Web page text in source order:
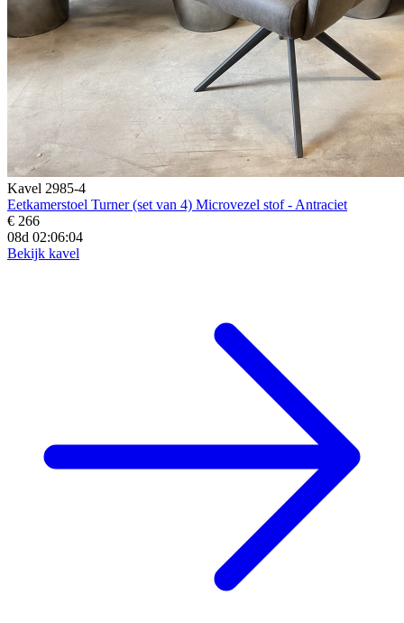
Kavel 2985-4
Eetkamerstoel Turner (set van 4) Microvezel stof - Antraciet
€ 266
08d 02:06:02
Bekijk kavel